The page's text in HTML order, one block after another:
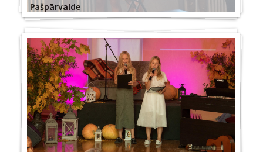
Pašpārvalde